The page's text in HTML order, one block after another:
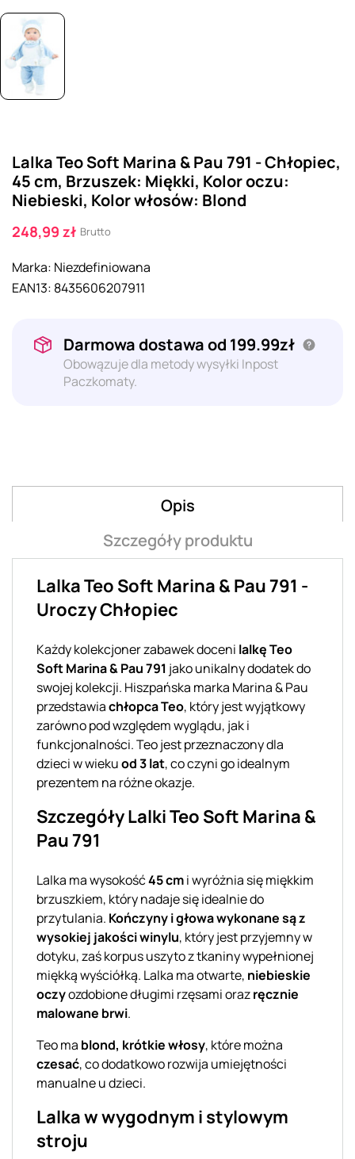
Lalka Teo Soft Marina & Pau 791 - Chłopiec,
45 cm, Brzuszek: Miękki, Kolor oczu:
Niebieski, Kolor włosów: Blond
248,99 zł Brutto
Marka: Niezdefiniowana
EAN13: 8435606207911
Darmowa dostawa od 199.99zł
Obowązuje dla metody wysyłki Inpost
Paczkomaty.
Opis
Szczegóły produktu
Lalka Teo Soft Marina & Pau 791 -
Uroczy Chłopiec
Każdy kolekcjoner zabawek doceni lalkę Teo
Soft Marina & Pau 791 jako unikalny dodatek do
swojej kolekcji. Hiszpańska marka Marina & Pau
przedstawiachłopca Teo, który jest wyjątkowy
zarówno pod względem wyglądu, jak i
funkcjonalności. Teo jest przeznaczony dla
dzieci w wiekuod 3 lat, co czyni go idealnym
prezentem na różne okazje.
Szczegóły Lalki Teo Soft Marina &
Pau 791
Lalka ma wysokość45 cmi wyróżnia się miękkim
brzuszkiem, który nadaje się idealnie do
przytulania. Kończyny i głowa wykonane są z
wysokiej jakości winylu, który jest przyjemny w
dotyku, zaś korpus uszyto z tkaniny wypełnionej
miękką wyściółką. Lalka ma otwarte, niebieskie
oczyozdobione długimi rzęsami orazręcznie
malowane brwi.
Teo ma blond, krótkie włosy, które można
czesać, co dodatkowo rozwija umiejętności
manualne u dzieci.
Lalka w wygodnym i stylowym
stroju